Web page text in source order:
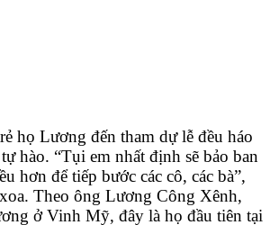
họ Lương đến tham dự lễ đều háo
hào. “Tụi em nhất định sẽ bảo ban
hơn để tiếp bước các cô, các bà”,
Theo ông Lương Công Xênh,
ở Vinh Mỹ, đây là họ đầu tiên tại